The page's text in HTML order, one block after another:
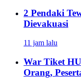
2 Pendaki
Dievakuasi
11 jam lalu
War Tiket
Orang,